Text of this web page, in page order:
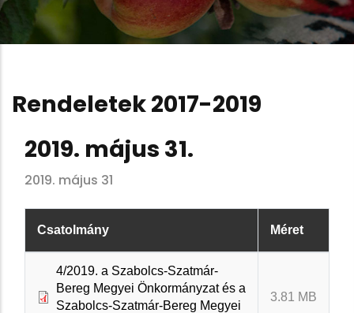
Rendeletek 2017-2019
2019. május 31.
2019. május 31
Csatolmány Méret
4/2019. a Szabolcs-Szatmár-
Bereg Megyei Önkormányzat és a
Szabolcs-Szatmár-Bereg Megyei
3.81 MB